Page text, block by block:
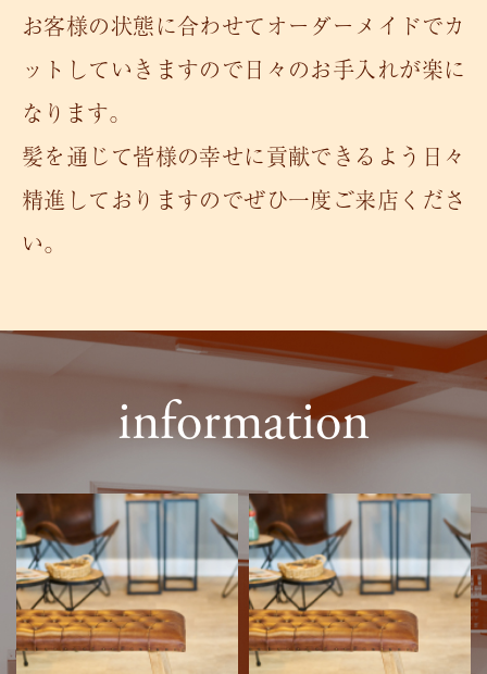
お客様の状態に合わせてオーダーメイドでカ
ットしていきますので日々のお手入れが楽に
なります。
髪を通じて皆様の幸せに貢献できるよう日々
精進しておりますのでぜひ一度ご来店くださ
い。
information